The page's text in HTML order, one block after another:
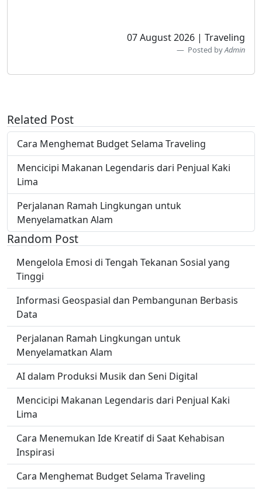
07 August 2026 | Traveling
Posted byAdmin
Related Post
Cara Menghemat Budget Selama Traveling
Mencicipi Makanan Legendaris dari Penjual Kaki
Lima
Perjalanan Ramah Lingkungan untuk
Menyelamatkan Alam
Random Post
Mengelola Emosi di Tengah Tekanan Sosial yang
Tinggi
Informasi Geospasial dan Pembangunan Berbasis
Data
Perjalanan Ramah Lingkungan untuk
Menyelamatkan Alam
AI dalam Produksi Musik dan Seni Digital
Mencicipi Makanan Legendaris dari Penjual Kaki
Lima
Cara Menemukan Ide Kreatif di Saat Kehabisan
Inspirasi
Cara Menghemat Budget Selama Traveling